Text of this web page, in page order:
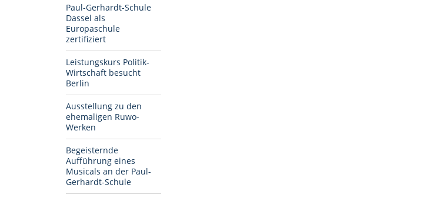
Paul-Gerhardt-Schule
Dassel als
Europaschule
zertifiziert
Leistungskurs Politik-
Wirtschaft besucht
Berlin
Ausstellung zu den
ehemaligen Ruwo-
Werken
Begeisternde
Aufführung eines
Musicals an der Paul-
Gerhardt-Schule